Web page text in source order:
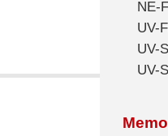
NE-
UV-
UV-
UV-